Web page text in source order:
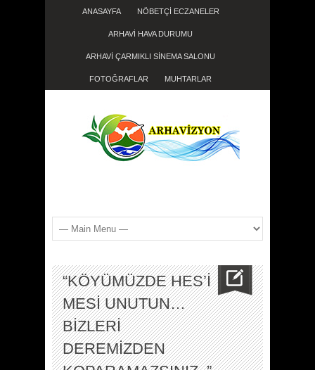
ANASAYFA NÖBETÇİ ECZANELER
ARHAVİ HAVA DURUMU
ARHAVİ ÇARMIKLI SİNEMA SALONU
FOTOĞRAFLAR MUHTARLAR
“KÖYÜMÜZDE HES’İ
MESİ UNUTUN…
BİZLERİ
DEREMİZDEN